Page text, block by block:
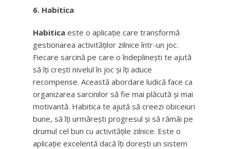
6. Habitica
Habitica este o aplicație care transformă
gestionarea activităților zilnice într-un joc.
Fiecare sarcină pe care o îndeplinești te ajută
să îți crești nivelul în joc și îți aduce
recompense. Această abordare ludică face ca
organizarea sarcinilor să fie mai plăcută și mai
motivantă. Habitica te ajută să creezi obiceiuri
bune, să îți urmărești progresul și să rămâi pe
drumul cel bun cu activitățile zilnice. Este o
aplicație excelentă dacă îți dorești un sistem